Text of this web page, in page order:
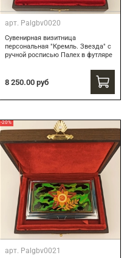
арт. Palgbv0020
Сувенирная визитница
персональная "Кремль. Звезда" с
ручной росписью Палех в футляре
8 250.00 руб
-20%
арт. Palgbv0021